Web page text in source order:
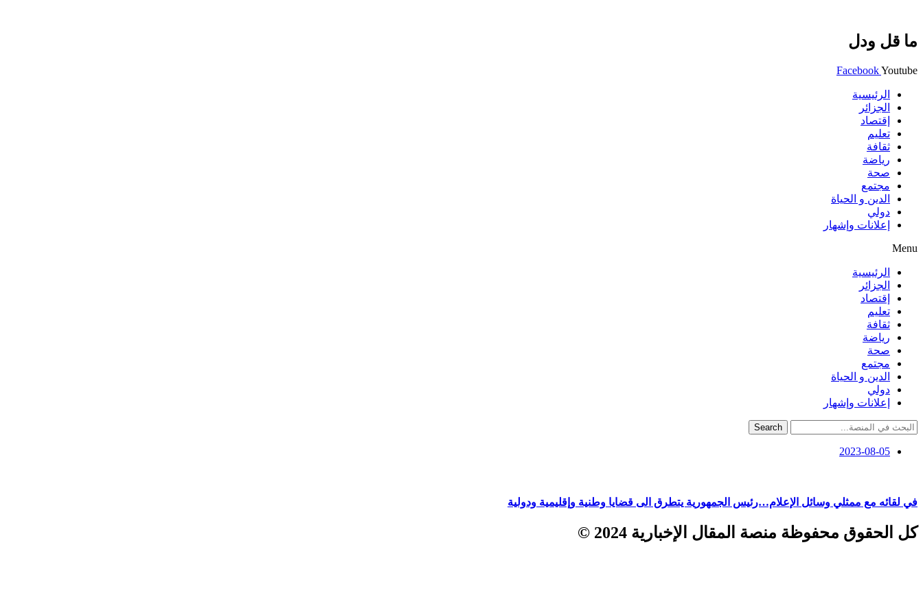
ما قل ودل
FacebookYoutube
الرئيسية
الجزائر
إقتصاد
تعليم
ثقافة
رياضة
صحة
مجتمع
الدين و الحياة
دولي
إعلانات وإشهار
Menu
الرئيسية
الجزائر
إقتصاد
تعليم
ثقافة
رياضة
صحة
مجتمع
الدين و الحياة
دولي
إعلانات وإشهار
Search
2023-08-05
في لقائه مع ممثلي وسائل الإعلام…رئيس الجمهورية يتطرق الى قضايا وطنية وإقليمية ودولية
كل الحقوق محفوظة منصة المقال الإخبارية 2024 ©